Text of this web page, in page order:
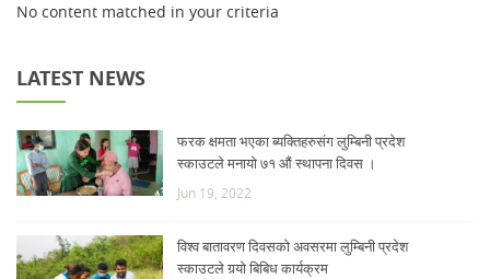
No content matched in your criteria
LATEST NEWS
फरक क्षमता भएका ब्यक्तिहरुसंग लुम्बिनी प्रदेश
स्काउटले मनायो ७१ औं स्थापना दिवस ।
Jun 19, 2022
विश्व बातावरण दिवसको अवसरमा लुम्बिनी प्रदेश
स्काउटले गर्‍यो बिबिध कार्यक्रम